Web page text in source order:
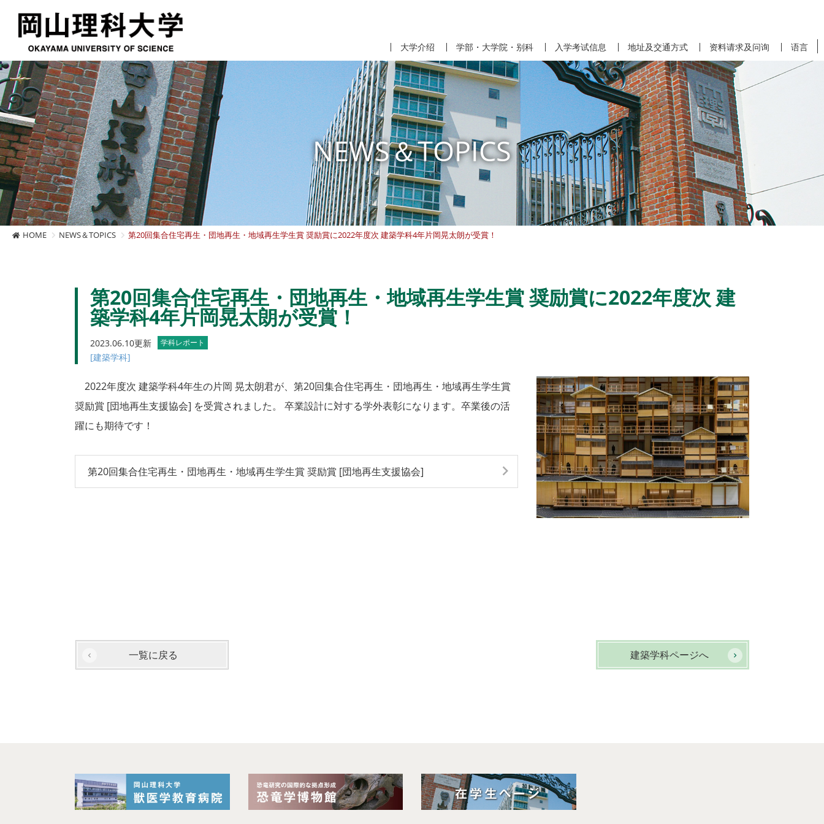
大学介绍 学部・大学院・别科 入学考试信息 地址及交通方式 资料请求及问询 语言
NEWS＆TOPICS
HOME NEWS＆TOPICS 第20回集合住宅再生・団地再生・地域再生学生賞 奨励賞に2022年度次 建築学科4年片岡晃太朗が受賞！
第20回集合住宅再生・団地再生・地域再生学生賞 奨励賞に2022年度次 建
築学科4年片岡晃太朗が受賞！
2023.06.10更新 学科レポート
[建築学科]
2022年度次 建築学科4年生の片岡 晃太朗君が、第20回集合住宅再生・団地再生・地域再生学生賞
奨励賞 [団地再生支援協会] を受賞されました。 卒業設計に対する学外表彰になります。卒業後の活
躍にも期待です！
第20回集合住宅再生・団地再生・地域再生学生賞 奨励賞 [団地再生支援協会]
建築学科ページへ
一覧に戻る